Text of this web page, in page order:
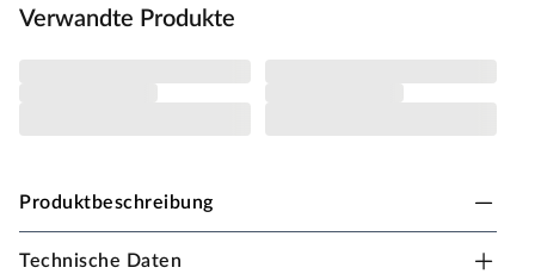
Verwandte Produkte
Produktbeschreibung
Lasita Gartenhaus Pembrokeshire
Technische Daten